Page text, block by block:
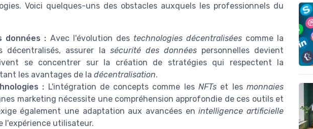
Voici quelques-uns des obstacles auxquels les professionnels du
données : Avec l'évolution des technologies décentraliséescomme la
décentralisés, assurer la sécurité des donnéespersonnelles devient
se concentrer sur la création de stratégies qui respectent la
les avantages de la décentralisation.
: L'intégration de concepts comme lesNFTs et lesmonnaies
marketing nécessite une compréhension approfondie de ces outils et
également une adaptation aux avancées enintelligence artificielle
l'expérience utilisateur.